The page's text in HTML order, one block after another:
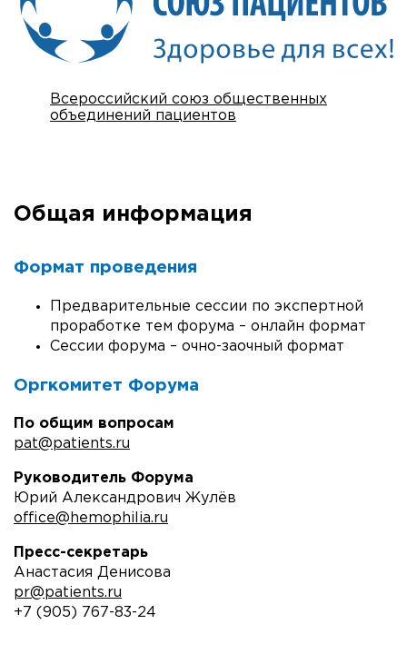
Всероссийский союз общественных
объединений пациентов
Общая информация
Формат проведения
Предварительные сессии по экспертной
проработке тем форума – онлайн формат
Сессии форума – очно-заочный формат
Оргкомитет Форума
По общим вопросам
pat@patients.ru
Руководитель Форума
Юрий Александрович Жулёв
office@hemophilia.ru
Пресс-секретарь
Анастасия Денисова
pr@patients.ru
+7 (905) 767-83-24